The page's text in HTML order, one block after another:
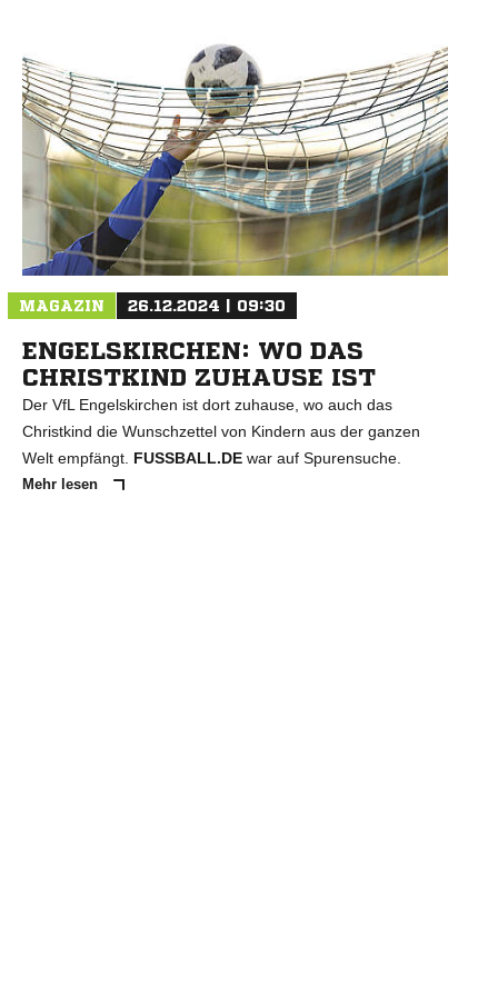
MAGAZIN 26.12.2024 | 09:30
ENGELSKIRCHEN: WO DAS
CHRISTKIND ZUHAUSE IST
Der VfL Engelskirchen ist dort zuhause, wo auch das
Christkind die Wunschzettel von Kindern aus der ganzen
Welt empfängt. FUSSBALL.DE war auf Spurensuche.
Mehr lesen